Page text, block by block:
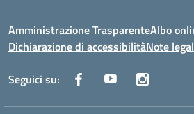
Amministrazione TrasparenteAlbo
Dichiarazione di accessibilitàNote
Seguici su: